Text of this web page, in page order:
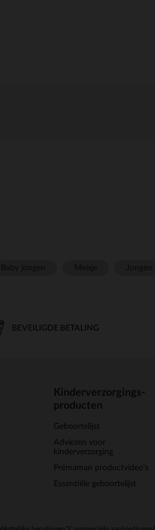
BEVEILIGDE BETALING
Kinderverzorgings-
producten
Geboortelijst
Adviezen voor
kinderverzorging
Prémaman productvideo's
Essentiële geboortelijst